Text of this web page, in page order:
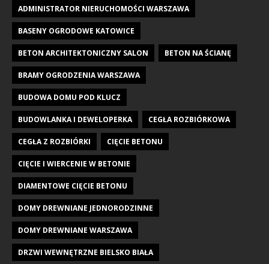
ADMINISTRATOR NIERUCHOMOŚCI WARSZAWA
BASENY OGRODOWE KATOWICE
BETON ARCHITEKTONICZNY SALON BETON NA ŚCIANĘ
BRAMY OGRODZENIA WARSZAWA
BUDOWA DOMU POD KLUCZ
BUDOWLANKA I DEWELOPERKA CEGŁA ROZBIÓRKOWA
CEGŁA Z ROZBIÓRKI CIĘCIE BETONU
CIĘCIE I WIERCENIE W BETONIE
DIAMENTOWE CIĘCIE BETONU
DOMY DREWNIANE JEDNORODZINNE
DOMY DREWNIANE WARSZAWA
DRZWI WEWNĘTRZNE BIELSKO BIAŁA